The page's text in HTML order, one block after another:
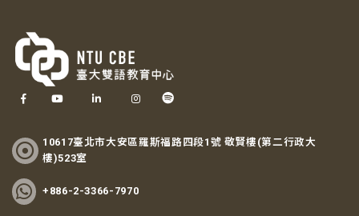
10617臺北市大安區羅斯福路四段1號 敬賢樓(第二行政大
樓)523室
+886-2-3366-7970